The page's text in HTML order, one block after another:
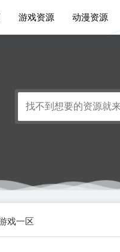
游戏资源 动漫资源
戏一区